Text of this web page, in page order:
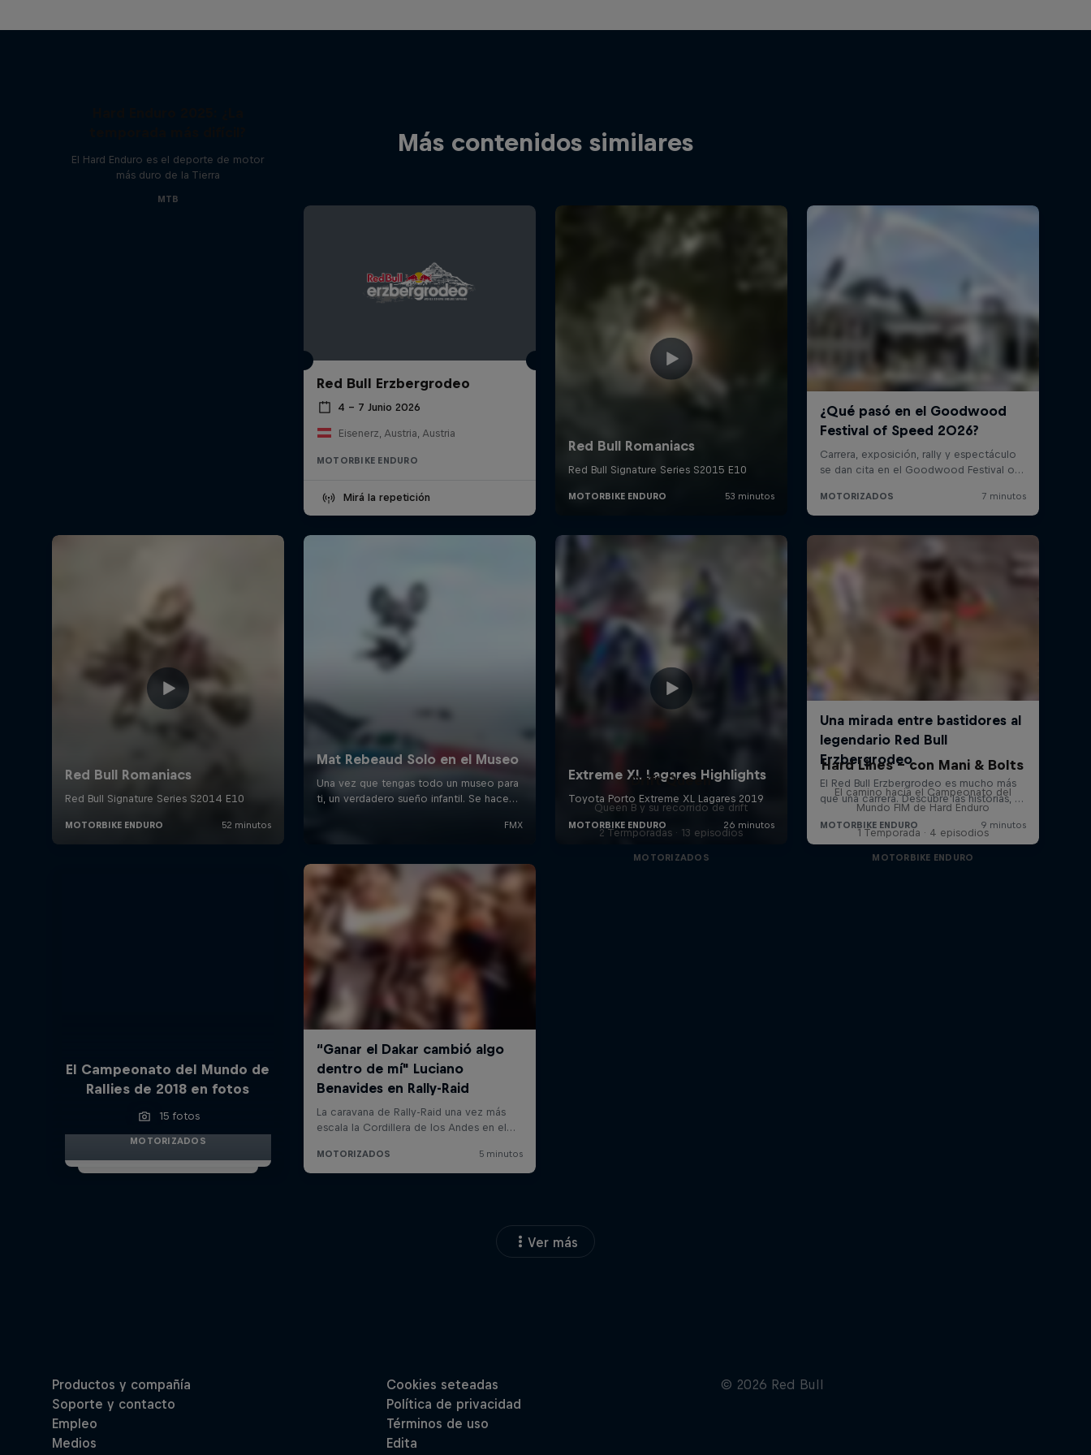
Más contenidos similares
El Hard Enduro es el deporte de motor
más duro de la Tierra
MTB
Red Bull Erzbergrodeo
4 – 7 Junio 2026
Eisenerz, Austria, Austria
MOTORBIKE ENDURO
Mirá la repetición
El Campeonato del Mundo de
Rallies de 2018 en fotos
15 fotos
MOTORIZADOS
Drift Queen
Queen B y su recorrido de drift
2 Termporadas · 13 episodios
MOTORIZADOS
Hard Lines - con Mani & Bolts
El camino hacia el Campeonato del
Mundo FIM de Hard Enduro
1 Temporada · 4 episodios
MOTORBIKE ENDURO
Ver más